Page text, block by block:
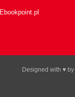
Ebookpoint.pl
Designed with ♥ by